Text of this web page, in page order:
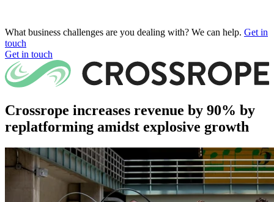
What business challenges are you dealing with? We can help. Get in
touch
Get in touch
Crossrope increases revenue by 90% by
replatforming amidst explosive growth